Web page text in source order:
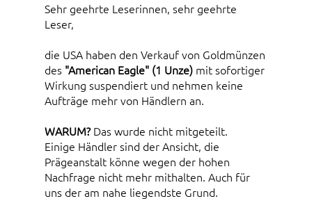
Sehr geehrte Leserinnen, sehr geehrte
Leser,
die USA haben den Verkauf von Goldmünzen
des "American Eagle" (1 Unze) mit sofortiger
Wirkung suspendiert und nehmen keine
Aufträge mehr von Händlern an.
WARUM?Das wurde nicht mitgeteilt.
Einige Händler sind der Ansicht, die
Prägeanstalt könne wegen der hohen
Nachfrage nicht mehr mithalten. Auch für
uns der am nahe liegendste Grund.